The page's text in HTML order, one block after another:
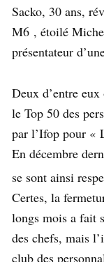
Sacko, 30 ans,
M6 , étoilé
présentateur
Deux d’entre
le Top 50 des
par l’Ifop pour «
En décembre
se sont ainsi
Certes, la
longs mois a fait
des chefs, mais
club des